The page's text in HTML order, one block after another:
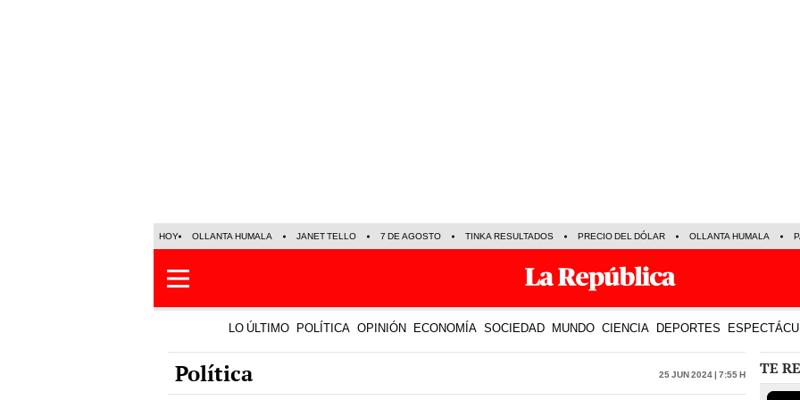
HOY OLLANTA HUMALA JANET TELLO 7 DE AGOSTO TINKA RESULTADOS PRECIO DEL DÓLAR OLLANTA HUMALA
LO ÚLTIMO POLÍTICA OPINIÓN ECONOMÍA SOCIEDAD MUNDO CIENCIA DEPORTES
Política 25 Jun 2024 | 7:55 h TE